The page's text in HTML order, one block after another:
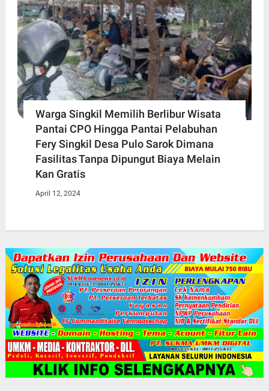
Warga Singkil Memilih Berlibur Wisata
Pantai CPO Hingga Pantai Pelabuhan
Fery Singkil Desa Pulo Sarok Dimana
Fasilitas Tanpa Dipungut Biaya Melain
Kan Gratis
April 12, 2024